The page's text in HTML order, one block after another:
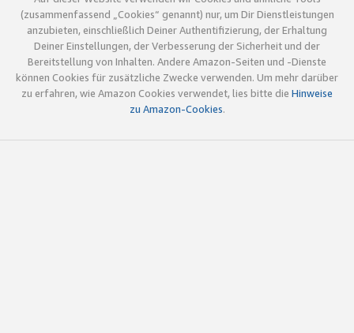
(zusammenfassend „Cookies“ genannt) nur, um Dir Dienstleistungen
anzubieten, einschließlich Deiner Authentifizierung, der Erhaltung
Deiner Einstellungen, der Verbesserung der Sicherheit und der
Bereitstellung von Inhalten. Andere Amazon-Seiten und -Dienste
können Cookies für zusätzliche Zwecke verwenden. Um mehr darüber
zu erfahren, wie Amazon Cookies verwendet, lies bitte die Hinweise
zu Amazon-Cookies.